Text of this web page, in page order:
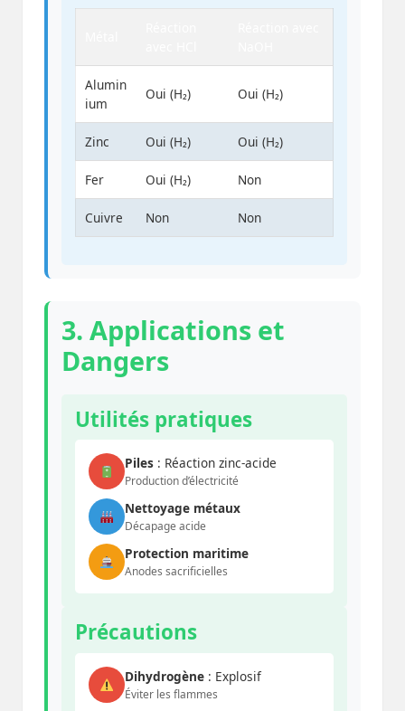
Alumin
ium
Oui (H₂) Oui (H₂)
Zinc Oui (H₂) Oui (H₂)
Fer Oui (H₂) Non
Cuivre Non Non
3. Applications et
Dangers
Utilités pratiques
Piles : Réaction zinc-acide
Production d’électricité
Nettoyage métaux
Décapage acide
Protection maritime
Anodes sacrificielles
Précautions
Dihydrogène : Explosif
Éviter les flammes